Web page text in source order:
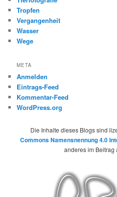
Tropfen
Vergangenheit
Wasser
Wege
META
Anmelden
Eintrags-Feed
Kommentar-Feed
WordPress.org
Die Inhalte dieses Blogs sind
Commons Namensnennung 4.0
anderes im Beitrag